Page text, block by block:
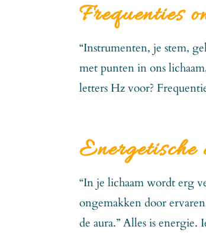
Frequenties
“Instrumenten, je stem,
met punten in ons
letters Hz voor?
Energetische
“In je lichaam wordt erg
ongemakken door
de aura.” Alles is energie.